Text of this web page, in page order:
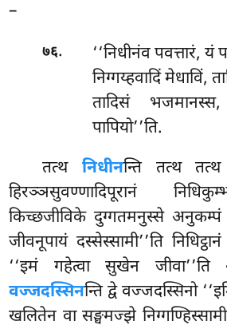
–
७६.
‘‘निधीनंव पवत्तारं,
निग्गय्हवादिं मेधाविं,
तादिसं
पापियो’’ति.
तत्थ निधीनन्ति तत्थ तत्थ
हिरञ्ञसुवण्णादिपूरानं
किच्छजीविके दुग्गतमनुस्से अनुकम्पं
जीवनूपायं दस्सेस्सामी’’ति
‘‘इमं गहेत्वा सुखेन जीवा’’ति
वज्जदस्सिनन्ति द्वे वज्जदस्सिनो
खलितेन वा सङ्घमज्झे